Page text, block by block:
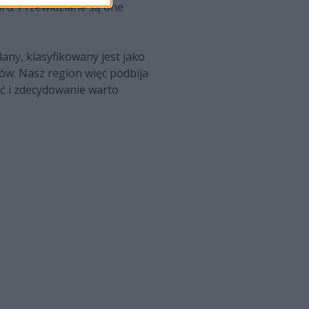
Przewidziane są one
klasyfikowany jest jako
Nasz region więc podbija
i zdecydowanie warto